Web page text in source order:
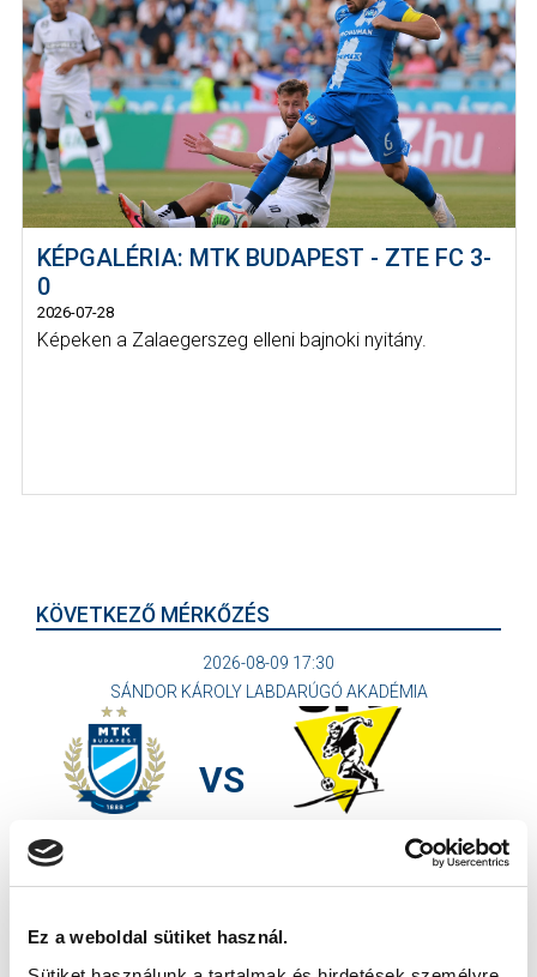
Ez a weboldal sütiket használ.
KÉPGALÉRIA: MTK BUDAPEST - ZTE FC 3-
0
2026-07-28
Képeken a Zalaegerszeg elleni bajnoki nyitány.
KÖVETKEZŐ MÉRKŐZÉS
2026-08-09 17:30
SÁNDOR KÁROLY LABDARÚGÓ AKADÉMIA
MTK BUDAPEST II
VS
SZEKSZÁRDI UFC
Ne maradjon le egy eseményről sem! Iratkozzon fel ingyenes
hírlevelünkre: